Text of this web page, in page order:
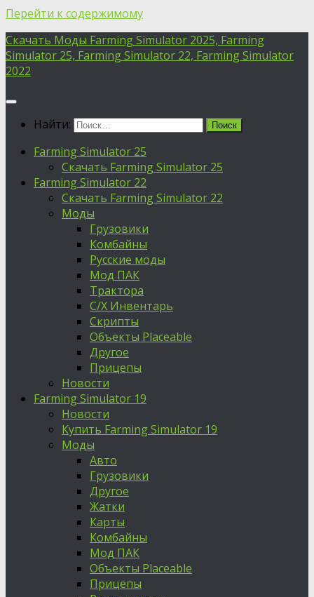
Перейти к содержимому
Скачать Моды Farming Simulator 2025, Farming
Simulator 25, Farming Simulator 22, Farming Simulator
2022
Найти:
Farming Simulator 25
Скачать Farming Simulator 25
Farming Simulator 22
Скачать Farming Simulator 22
Моды
Грузовики
Комбайны
Русские моды
Мод ПАК
Трактора
С/Х Инвентарь
Скрипты
Объекты Placeable
Другое
Прицепы
Новости
Farming Simulator 19
Новости
Купить Farming Simulator 19
Моды
Авто
Грузовики
Другое
Жатки
Карты
Комбайны
Мод ПАК
Объекты Placeable
Прицепы